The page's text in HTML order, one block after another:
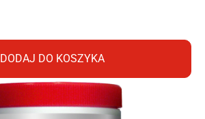
DODAJ DO KOSZYKA